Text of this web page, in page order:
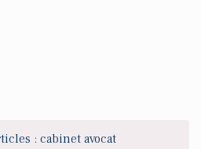
: cabinet avocat